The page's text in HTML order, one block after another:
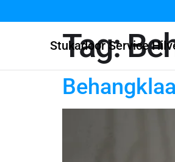
Stukadoor Service
Tag: